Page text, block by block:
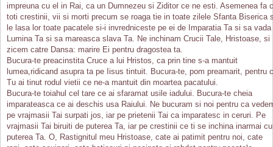
impreuna cu el in Rai, ca un Dumnezeu si Ziditor ce ne esti. Asemenea fa
toti crestinii, vii si morti precum se roaga tie in toate zilele Sfanta Biserica
le lasa lor toate pacatele si-i invredniceste pe ei de Imparatia Ta si sa vada
Lumina Ta si sa mareasca slava Ta. Ne inchinam Crucii Tale, Hristoase, si
zicem catre Dansa: marire Ei pentru dragostea ta.
Bucura-te preacinstita Cruce a lui Hristos, ca prin tine s-a mantuit
lumea,ridicand asupra ta pe Iisus tintuit. Bucura-te, pom preamarit, pentru
Tu ai tinut rodul vietii ce ne-a mantuit din moartea pacatului.
Bucura-te toiahul cel tare ce ai sfaramat usile iadului. Bucura-te cheia
imparateasca ce ai deschis usa Raiului. Ne bucuram si noi pentru ca
pe vrajmasii Tai surpati jos, iar pe prietenii Tai ca imparatesc in ceruri. Pe
vrajmasii Tai biruiti de puterea Ta, iar pe crestinii ce ti se inchina inarmai cu
puterea Ta. O, Rastignitul meu Hristoase, cate ai patimit pentru noi, cate